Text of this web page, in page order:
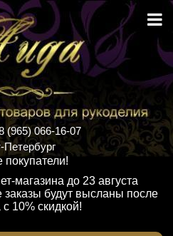
(965) 066-16-07
Петербург
покупатели!
магазина до 23 августа
заказы будут высланы после
с 10% скидкой!